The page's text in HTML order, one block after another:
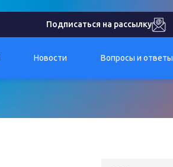
Подписаться на рассылку
Новости Вопросы и ответы